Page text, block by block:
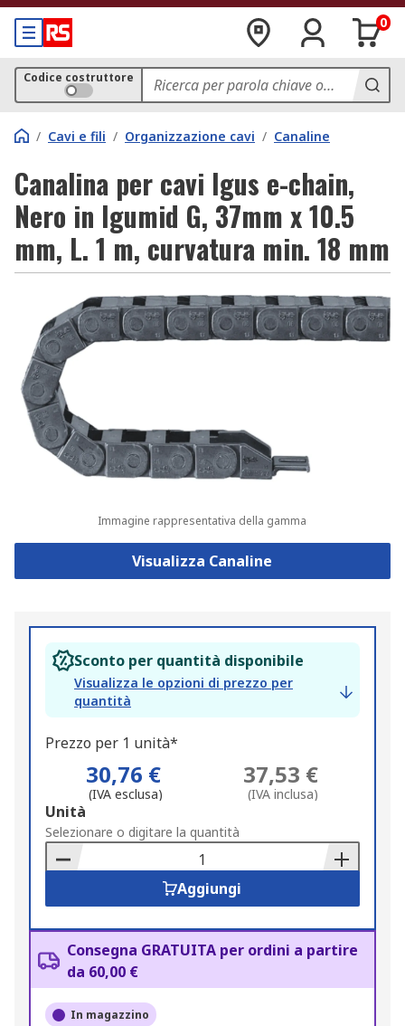
0
Codice costruttore
/ Cavi e fili / Organizzazione cavi / Canaline
Canalina per cavi Igus e-chain,
Nero in Igumid G, 37mm x 10.5
mm, L. 1 m, curvatura min. 18 mm
Immagine rappresentativa della gamma
Visualizza Canaline
Sconto per quantità disponibile
Visualizza le opzioni di prezzo per
quantità
Prezzo per 1 unità*
30,76 €
(IVA esclusa)
37,53 €
(IVA inclusa)
Add
to
Basket
Unità
Selezionare o digitare la quantità
Aggiungi
Consegna GRATUITA per ordini a partire
da 60,00 €
In magazzino